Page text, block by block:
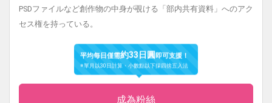
PSDファイルなど創作物の中身が覗ける「部内共有資料」へのアク
セス権を持っている。
平均每日僅需約33日圓即可支援！
※單月以30日計算・小數點以下採四捨五入法
成為粉絲